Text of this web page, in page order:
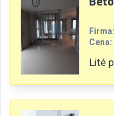
Firma:
Cena:
Lité